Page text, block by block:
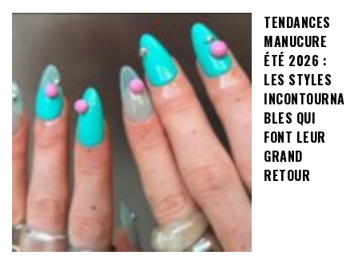
TENDANCES
MANUCURE
ÉTÉ 2026 :
LES STYLES
INCONTOURNA
BLES QUI
FONT LEUR
GRAND
RETOUR